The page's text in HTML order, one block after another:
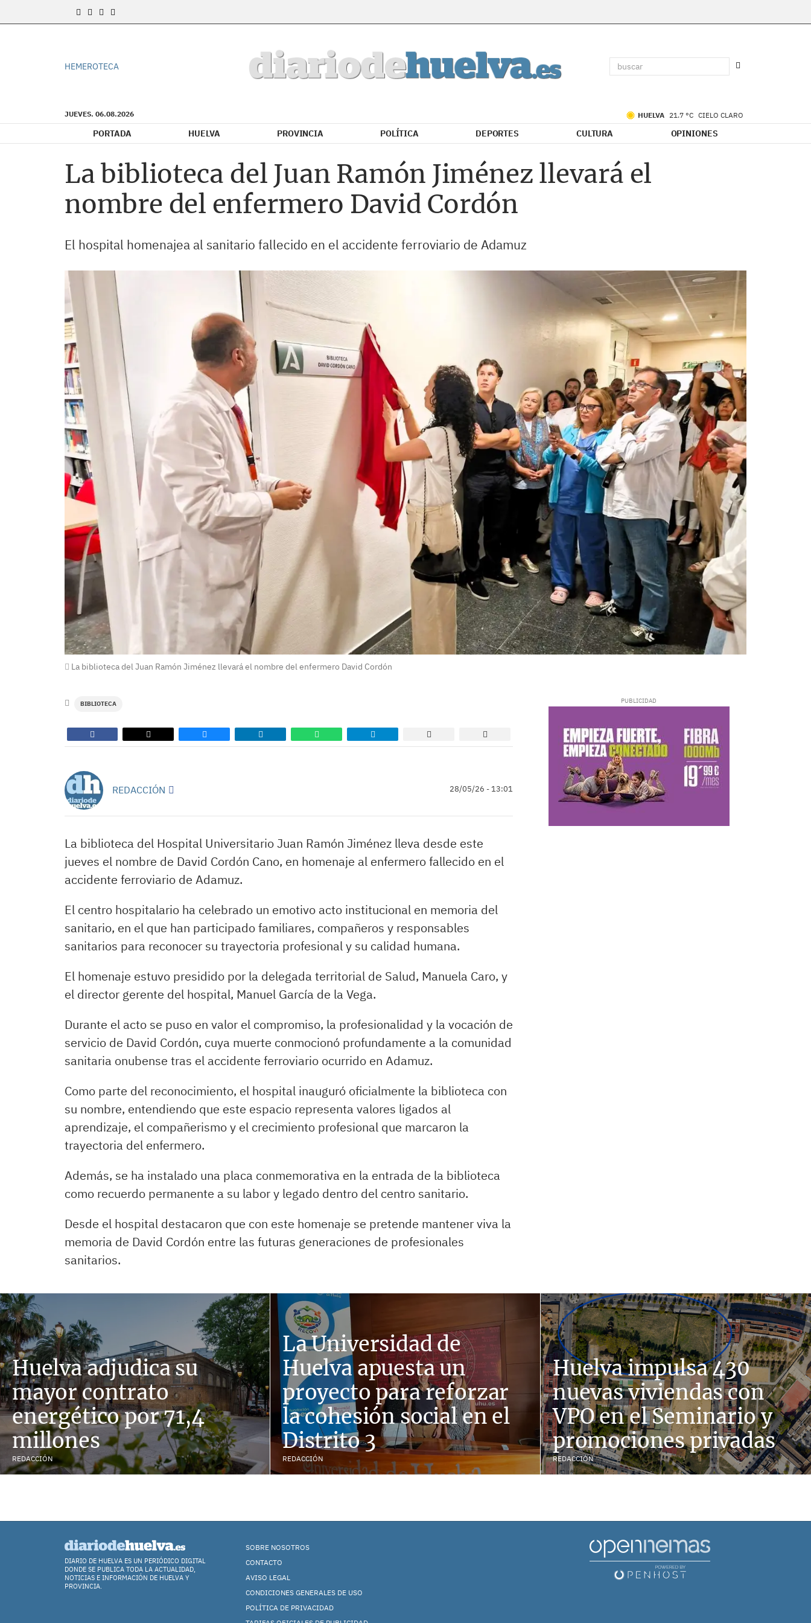
HEMEROTECA
JUEVES. 06.08.2026 HUELVA 21.7 °C CIELO CLARO
PORTADA HUELVA PROVINCIA POLÍTICA DEPORTES CULTURA OPINIONES
La biblioteca del Juan Ramón Jiménez llevará el
nombre del enfermero David Cordón
El hospital homenajea al sanitario fallecido en el accidente ferroviario de Adamuz
La biblioteca del Juan Ramón Jiménez llevará el nombre del enfermero David Cordón
BIBLIOTECA
REDACCIÓN 28/05/26 - 13:01
La biblioteca del Hospital Universitario Juan Ramón Jiménez lleva desde este
jueves el nombre de David Cordón Cano, en homenaje al enfermero fallecido en el
accidente ferroviario de Adamuz.
El centro hospitalario ha celebrado un emotivo acto institucional en memoria del
sanitario, en el que han participado familiares, compañeros y responsables
sanitarios para reconocer su trayectoria profesional y su calidad humana.
El homenaje estuvo presidido por la delegada territorial de Salud, Manuela Caro, y
el director gerente del hospital, Manuel García de la Vega.
Durante el acto se puso en valor el compromiso, la profesionalidad y la vocación de
servicio de David Cordón, cuya muerte conmocionó profundamente a la comunidad
sanitaria onubense tras el accidente ferroviario ocurrido en Adamuz.
Como parte del reconocimiento, el hospital inauguró oficialmente la biblioteca con
su nombre, entendiendo que este espacio representa valores ligados al
aprendizaje, el compañerismo y el crecimiento profesional que marcaron la
trayectoria del enfermero.
Además, se ha instalado una placa conmemorativa en la entrada de la biblioteca
como recuerdo permanente a su labor y legado dentro del centro sanitario.
Desde el hospital destacaron que con este homenaje se pretende mantener viva la
memoria de David Cordón entre las futuras generaciones de profesionales
sanitarios.
Huelva adjudica su
mayor contrato
energético por 71,4
millones
REDACCIÓN
La Universidad de
Huelva apuesta un
proyecto para reforzar
la cohesión social en el
Distrito 3
REDACCIÓN
Huelva impulsa 430
nuevas viviendas con
VPO en el Seminario y
promociones privadas
REDACCIÓN
DIARIO DE HUELVA ES UN PERIÓDICO DIGITAL
DONDE SE PUBLICA TODA LA ACTUALIDAD,
NOTICIAS E INFORMACIÓN DE HUELVA Y
PROVINCIA.
SOBRE NOSOTROS
CONTACTO
AVISO LEGAL
CONDICIONES GENERALES DE USO
POLÍTICA DE PRIVACIDAD